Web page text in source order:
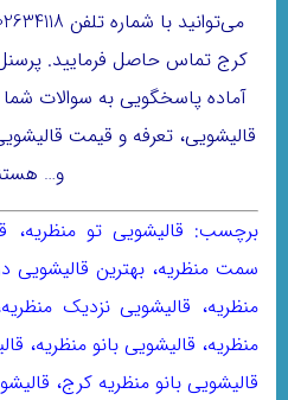
کرج تماس حاصل فرمایید.
آماده پاسخگویی به سوالات شما
قالیشویی، تعرفه و قیمت
و…
برچسب: قالیشویی تو منظریه،
سمت منظریه، بهترین قالیشویی
منظریه، قالیشویی نزدیک
منظریه، قالیشویی بانو منظریه،
قالیشویی بانو منظریه کرج،